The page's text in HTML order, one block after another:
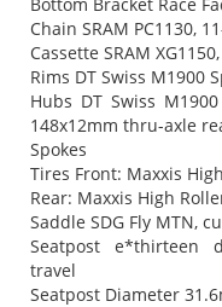
Chain SRAM PC1130,
Cassette SRAM
Rims DT Swiss M1900
Hubs DT Swiss
148x12mm thru-axle
Spokes
Tires Front: Maxxis
Rear: Maxxis High
Saddle SDG Fly MTN,
Seatpost e*thirteen
travel
Seatpost Diameter